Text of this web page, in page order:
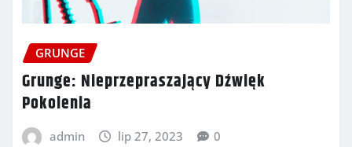
GRUNGE
Grunge: Nieprzepraszający Dźwięk
Pokolenia
admin lip 27, 2023 0